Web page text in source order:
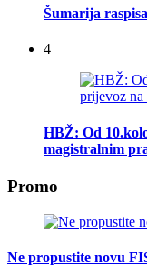
Šumarija
4
HBŽ: Od
magistralnim
Promo
Ne propustite novu